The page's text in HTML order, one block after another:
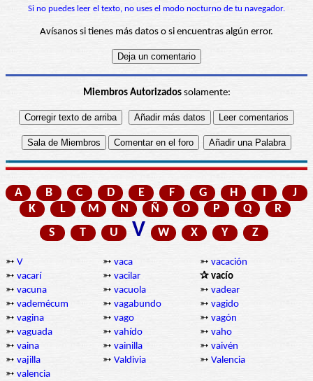
Si no puedes leer el texto, no uses el modo nocturno de tu navegador.
Avísanos si tienes más datos o si encuentras algún error.
Miembros Autorizadossolamente:
A B C D E F G H
J
K
L M N Ñ O P Q
R
S
T U V W X Y Z
➳ V ➳ vaca ➳ vacación
➳ vacarí ➳ vacilar
✰ vacío
➳ vacuna ➳ vacuola ➳ vadear
➳ vademécum ➳ vagabundo ➳ vagido
➳ vagina ➳ vago ➳ vagón
➳ vaguada ➳ vahído ➳ vaho
➳ vaina ➳ vainilla ➳ vaivén
➳ vajilla ➳ Valdivia ➳ Valencia
➳ valencia